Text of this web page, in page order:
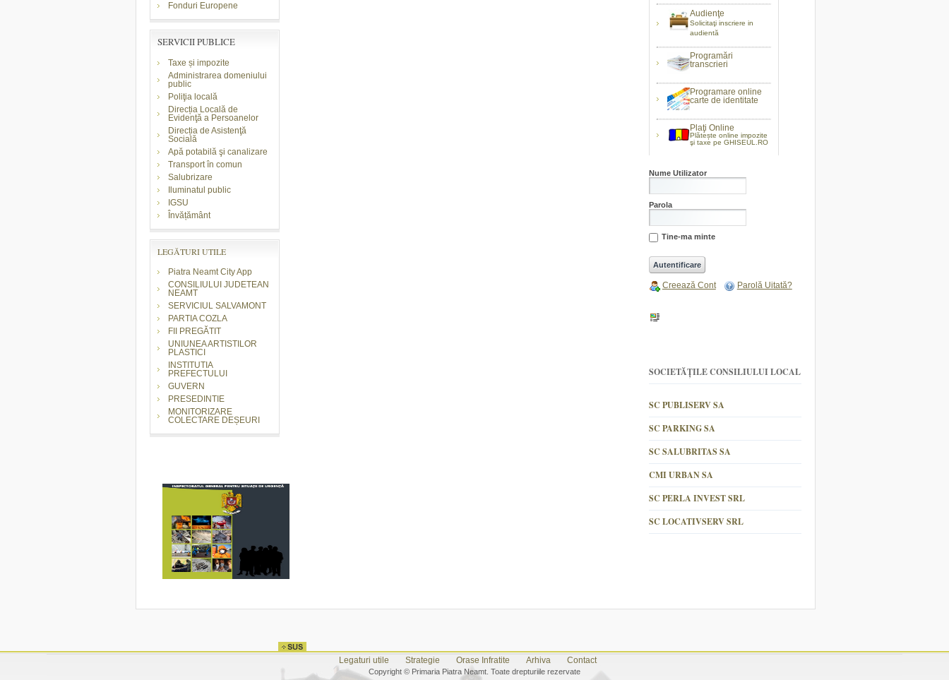
Fonduri Europene
SERVICII PUBLICE
Taxe și impozite
Administrarea domeniului
public
Poliţia locală
Direcția Locală de
Evidenţă a Persoanelor
Direcția de Asistenţă
Socială
Apă potabilă şi canalizare
Transport în comun
Salubrizare
Iluminatul public
IGSU
Învățământ
LEGĂTURI UTILE
Piatra Neamt City App
CONSILIULUI JUDETEAN
NEAMT
SERVICIUL SALVAMONT
PARTIA COZLA
FII PREGĂTIT
UNIUNEA ARTISTILOR
PLASTICI
INSTITUTIA
PREFECTULUI
GUVERN
PRESEDINTIE
MONITORIZARE
COLECTARE DEȘEURI
Audienţe
Solicitaţi inscriere in
audientă
Programări
transcrieri
Programare online
carte de identitate
Plaţi Online
Plătește online impozite
şi taxe pe GHISEUL.RO
Nume Utilizator
Parola
Tine-ma minte
Creează Cont Parolă Uitată?
SOCIETĂȚILE CONSILIULUI LOCAL
SC PUBLISERV SA
SC PARKING SA
SC SALUBRITAS SA
CMI URBAN SA
SC PERLA INVEST SRL
SC LOCATIVSERV SRL
Legaturi utile Strategie Orase Infratite Arhiva Contact
Copyright © Primaria Piatra Neamt. Toate drepturiile rezervate